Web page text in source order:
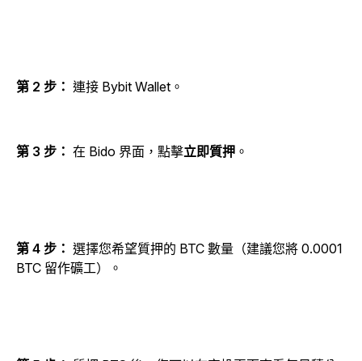
第 2 步： 連接 Bybit Wallet。
第 3 步： 在 Bido 界面，點擊立即質押 。
第 4 步： 選擇您希望質押的 BTC 數量（建議您將 0.0001
BTC 留作礦工）。